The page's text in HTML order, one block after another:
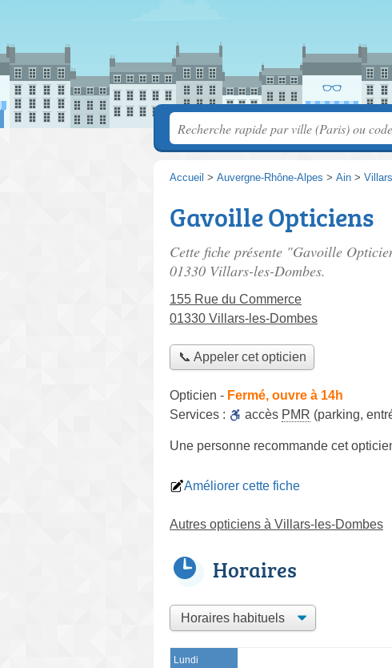
Accueil > Auvergne-Rhône-Alpes > Ain >
Gavoille Opticiens
Cette fiche présente "Gavoille
01330 Villars-les-Dombes.
155 Rue du Commerce
01330 Villars-les-Dombes
📞 Appeler cet opticien
Opticien - Fermé, ouvre à 14h
Services :
accès PMR (parking,
Une personne recommande cet
Améliorer cette fiche
Autres opticiens à Villars-les-Dombes
Horaires
Lundi